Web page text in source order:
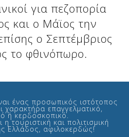
για πεζοπορία
και ο Μάϊος την
ο Σεπτέμβριος
το φθινόπωρο.
ένας προσωπικός ιστότοπος
χαρακτήρα επαγγελματικό,
ή κερδοσκοπικό.
τουριστική και πολιτισμική
Ελλάδος, αφιλοκερδώς!